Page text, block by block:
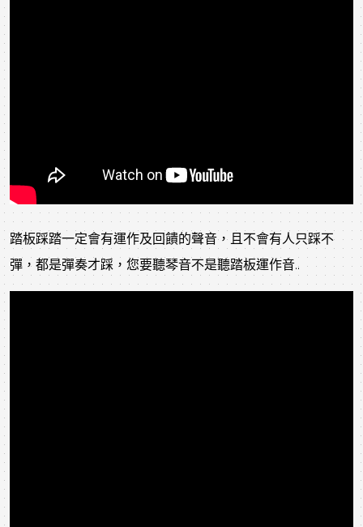
踏板踩踏一定會有運作及回饋的聲音，且不會有人只踩不
彈，都是彈奏才踩，您要聽琴音不是聽踏板運作音..